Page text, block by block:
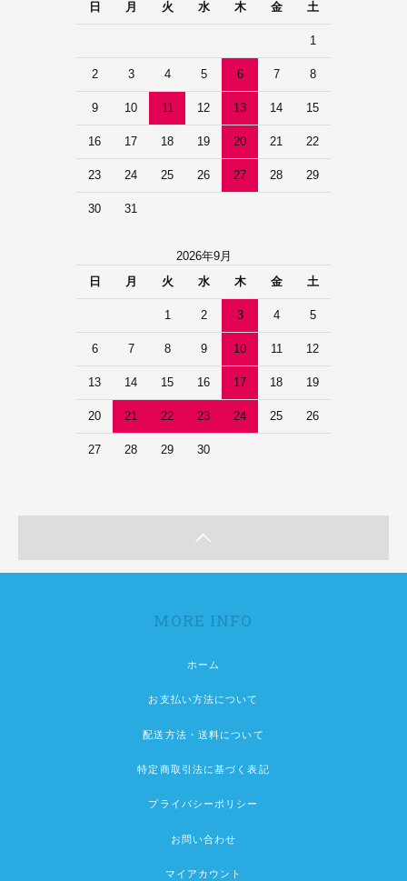
日
月 火 水 木 金 土
1
2 3 4 5 6 7 8
9 10 11 12 13 14 15
16 17 18 19 20 21 22
23 24 25 26 27 28 29
30 31
2026年9月
日
月 火 水 木 金 土
1 2 3 4 5
6 7 8 9 10 11 12
13 14 15 16 17 18 19
20 21 22 23 24 25 26
27 28 29 30
MORE INFO
ホーム
お支払い方法について
配送方法・送料について
特定商取引法に基づく表記
プライバシーポリシー
お問い合わせ
マイアカウント